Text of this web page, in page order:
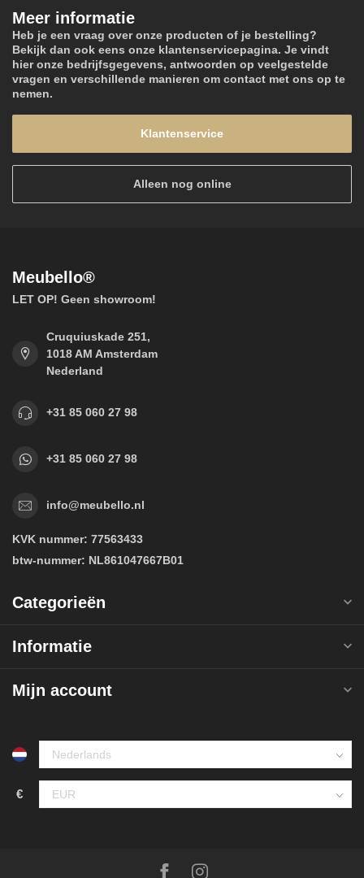
Meer informatie
Heb je een vraag over onze producten of je bestelling?
Bekijk dan ook eens onze klantenservicepagina. Je vindt
hier onze bedrijfsgegevens, antwoorden op veelgestelde
vragen en verschillende manieren om contact met ons op te
nemen.
Klantenservice
Alleen nog online
Meubello®
LET OP! Geen showroom!
Cruquiuskade 251,
1018 AM Amsterdam
Nederland
+31 85 060 27 98
+31 85 060 27 98
info@meubello.nl
KVK nummer: 77563433
btw-nummer: NL861047667B01
Categorieën
Informatie
Mijn account
€